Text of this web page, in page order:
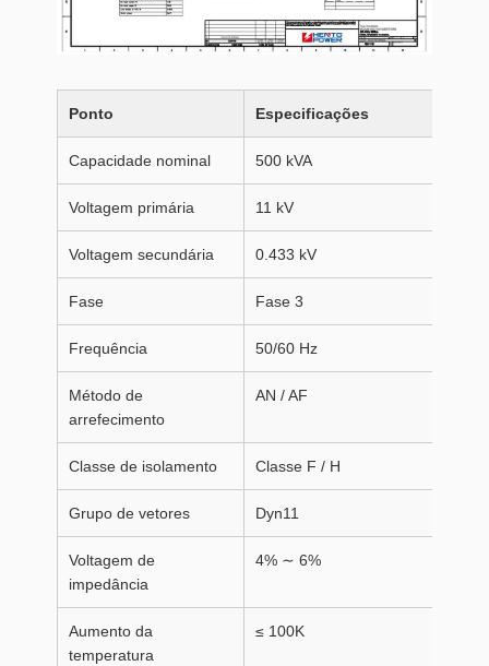
Ponto Especificações
Capacidade nominal 500 kVA
Voltagem primária 11 kV
Voltagem secundária 0.433 kV
Fase Fase 3
Frequência 50/60 Hz
Método de
arrefecimento
AN / AF
Classe de isolamento Classe F / H
Grupo de vetores Dyn11
Voltagem de
impedância
4% ∼ 6%
Aumento da
temperatura
≤ 100K